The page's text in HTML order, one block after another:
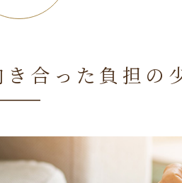
合った負担の